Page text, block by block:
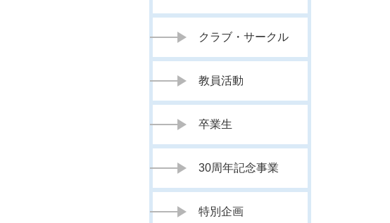
クラブ・サークル
教員活動
卒業生
30周年記念事業
特別企画